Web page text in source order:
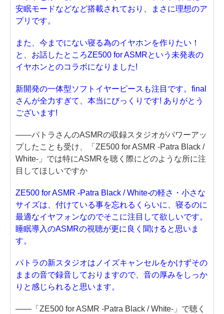
安眠モードなどなど搭載されており、まさに理想のア
プリです。
また、今までにない寝る為のイヤホンを作りたい！
と、お話したところZE500 for ASMRという未発表の
イヤホンとのコラボになりました!
新開発の一体型ソフトイヤーピースも注目です。final
さんが全力すぎて、本当にびっくりです! ありがとう
ございます!
——パトラさんのASMRの収録スタジオがパワーアッ
プしたことも受け、「ZE500 for ASMR -Patra Black /
White-」では特にASMRを聴く際にどのような所に注
目してほしいですか
ZE500 for ASMR -Patra Black / White-の軽さ・小さな
サイズは、付けている事を忘れるくらいに、寝るのに
最適なイヤフォンなのでそこに注目して欲しいです。
睡眠導入のASMRの視聴が更に良く聞けると思いま
す。
パトラの新スタジオはノイズキャンセルをかけずその
ままの音で録音しておりますので、音の厚みをしっか
りと感じられると思います。
——「ZE500 for ASMR -Patra Black / White-」で聴く